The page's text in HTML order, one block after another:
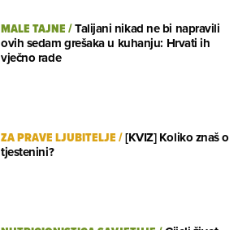
MALE TAJNE/Talijani nikad ne bi napravili
ovih sedam grešaka u kuhanju: Hrvati ih
vječno rade
ZA PRAVE LJUBITELJE/[KVIZ] Koliko znaš o
tjestenini?